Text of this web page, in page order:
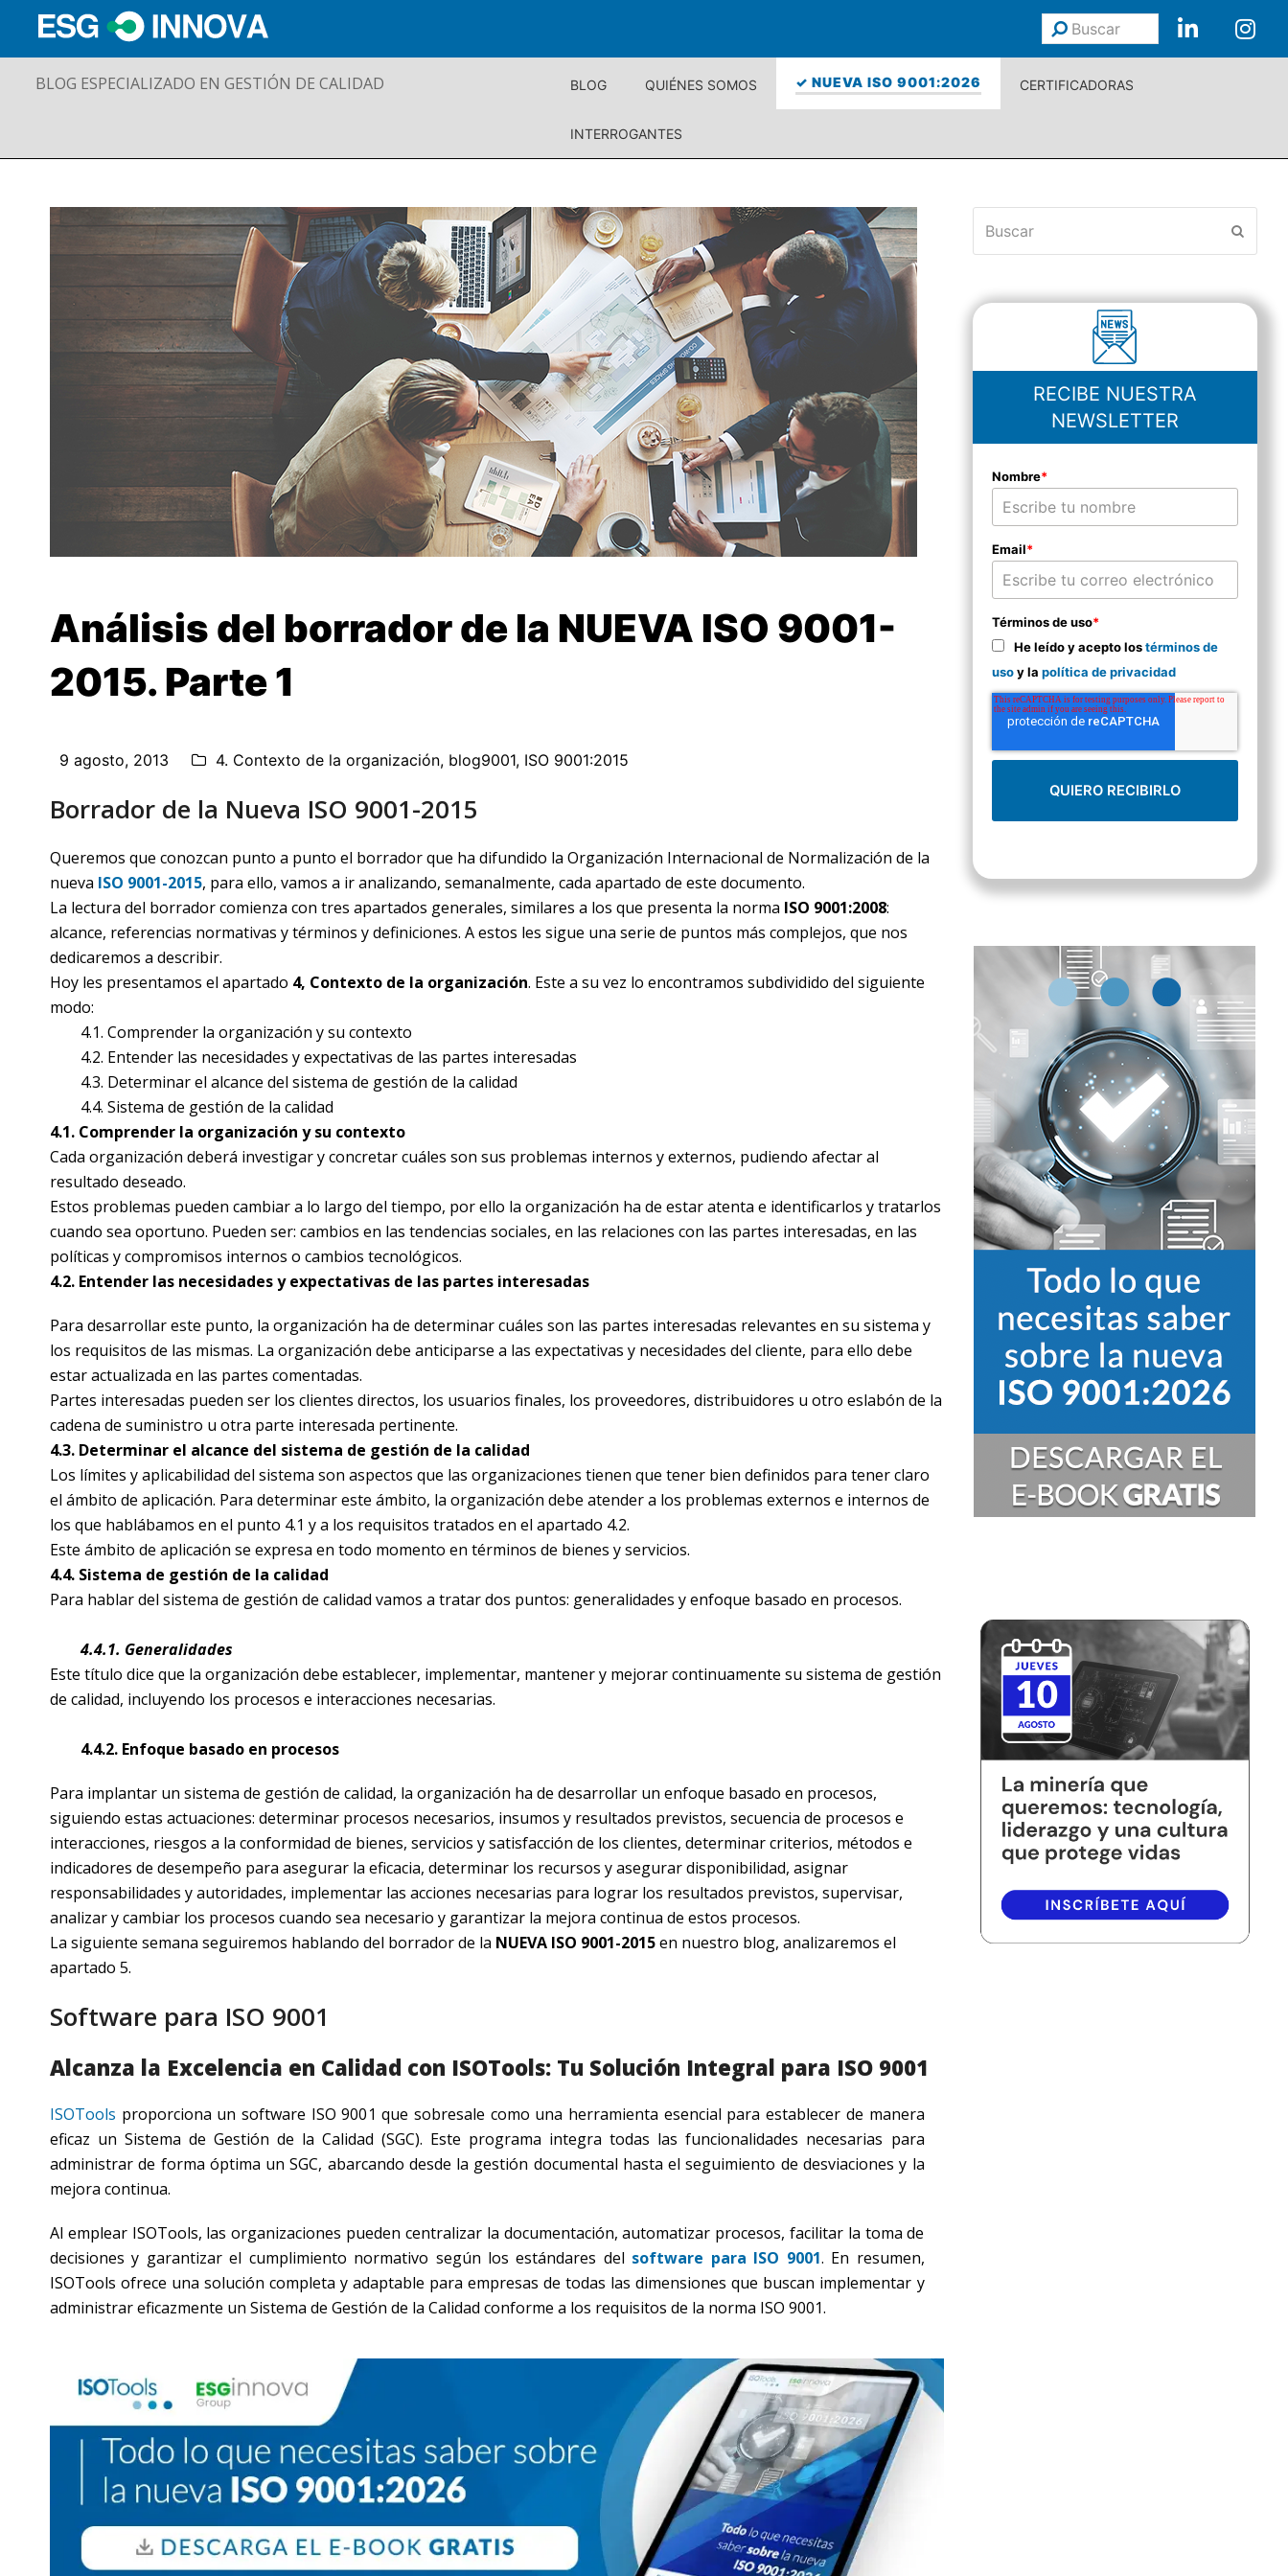
Buscar
BLOG ESPECIALIZADO EN GESTIÓN DE CALIDAD BLOG QUIÉNES SOMOS ✓ NUEVA ISO 9001:2026 CERTIFICADORAS
INTERROGANTES
Análisis del borrador de la NUEVA ISO 9001-
2015. Parte 1
9 agosto, 2013 4. Contexto de la organización, blog9001, ISO 9001:2015
Borrador de la Nueva ISO 9001-2015
Queremos que conozcan punto a punto el borrador que ha difundido la Organización Internacional de Normalización de la
nueva ISO 9001-2015, para ello, vamos a ir analizando, semanalmente, cada apartado de este documento.
La lectura del borrador comienza con tres apartados generales, similares a los que presenta la norma ISO 9001:2008:
alcance, referencias normativas y términos y definiciones. A estos les sigue una serie de puntos más complejos, que nos
dedicaremos a describir.
Hoy les presentamos el apartado 4, Contexto de la organización. Este a su vez lo encontramos subdividido del siguiente
modo:
4.1. Comprender la organización y su contexto
4.2. Entender las necesidades y expectativas de las partes interesadas
4.3. Determinar el alcance del sistema de gestión de la calidad
4.4. Sistema de gestión de la calidad
4.1. Comprender la organización y su contexto
Cada organización deberá investigar y concretar cuáles son sus problemas internos y externos, pudiendo afectar al
resultado deseado.
Estos problemas pueden cambiar a lo largo del tiempo, por ello la organización ha de estar atenta e identificarlos y tratarlos
cuando sea oportuno. Pueden ser: cambios en las tendencias sociales, en las relaciones con las partes interesadas, en las
políticas y compromisos internos o cambios tecnológicos.
4.2. Entender las necesidades y expectativas de las partes interesadas
Para desarrollar este punto, la organización ha de determinar cuáles son las partes interesadas relevantes en su sistema y
los requisitos de las mismas. La organización debe anticiparse a las expectativas y necesidades del cliente, para ello debe
estar actualizada en las partes comentadas.
Partes interesadas pueden ser los clientes directos, los usuarios finales, los proveedores, distribuidores u otro eslabón de la
cadena de suministro u otra parte interesada pertinente.
4.3. Determinar el alcance del sistema de gestión de la calidad
Los límites y aplicabilidad del sistema son aspectos que las organizaciones tienen que tener bien definidos para tener claro
el ámbito de aplicación. Para determinar este ámbito, la organización debe atender a los problemas externos e internos de
los que hablábamos en el punto 4.1 y a los requisitos tratados en el apartado 4.2.
Este ámbito de aplicación se expresa en todo momento en términos de bienes y servicios.
4.4. Sistema de gestión de la calidad
Para hablar del sistema de gestión de calidad vamos a tratar dos puntos: generalidades y enfoque basado en procesos.
4.4.1. Generalidades
Este título dice que la organización debe establecer, implementar, mantener y mejorar continuamente su sistema de gestión
de calidad, incluyendo los procesos e interacciones necesarias.
4.4.2. Enfoque basado en procesos
Para implantar un sistema de gestión de calidad, la organización ha de desarrollar un enfoque basado en procesos,
siguiendo estas actuaciones: determinar procesos necesarios, insumos y resultados previstos, secuencia de procesos e
interacciones, riesgos a la conformidad de bienes, servicios y satisfacción de los clientes, determinar criterios, métodos e
indicadores de desempeño para asegurar la eficacia, determinar los recursos y asegurar disponibilidad, asignar
responsabilidades y autoridades, implementar las acciones necesarias para lograr los resultados previstos, supervisar,
analizar y cambiar los procesos cuando sea necesario y garantizar la mejora continua de estos procesos.
La siguiente semana seguiremos hablando del borrador de la NUEVA ISO 9001-2015en nuestro blog, analizaremos el
apartado 5.
Software para ISO 9001
Alcanza la Excelencia en Calidad con ISOTools: Tu Solución Integral para ISO 9001
ISOTools proporciona un software ISO 9001 que sobresale como una herramienta esencial para establecer de manera
eficaz un Sistema de Gestión de la Calidad (SGC). Este programa integra todas las funcionalidades necesarias para
administrar de forma óptima un SGC, abarcando desde la gestión documental hasta el seguimiento de desviaciones y la
mejora continua.
Al emplear ISOTools, las organizaciones pueden centralizar la documentación, automatizar procesos, facilitar la toma de
decisiones y garantizar el cumplimiento normativo según los estándares del software para ISO 9001. En resumen,
ISOTools ofrece una solución completa y adaptable para empresas de todas las dimensiones que buscan implementar y
administrar eficazmente un Sistema de Gestión de la Calidad conforme a los requisitos de la norma ISO 9001.
RECIBE NUESTRA
NEWSLETTER
Nombre*
Email*
Términos de uso*
He leído y acepto lostérminos de
usoy la política de privacidad